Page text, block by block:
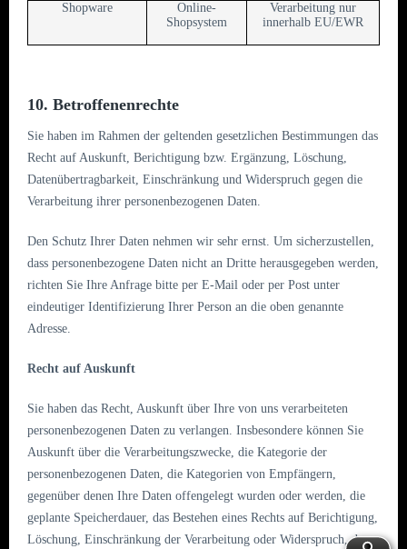
Shopware
Online-
Shopsystem
Verarbeitung nur
innerhalb EU/EWR
10. Betroffenenrechte
Sie haben im Rahmen der geltenden gesetzlichen Bestimmungen das
Recht auf Auskunft, Berichtigung bzw. Ergänzung, Löschung,
Datenübertragbarkeit, Einschränkung und Widerspruch gegen die
Verarbeitung ihrer personenbezogenen Daten.
Den Schutz Ihrer Daten nehmen wir sehr ernst. Um sicherzustellen,
dass personenbezogene Daten nicht an Dritte herausgegeben werden,
richten Sie Ihre Anfrage bitte per E-Mail oder per Post unter
eindeutiger Identifizierung Ihrer Person an die oben genannte
Adresse.
Recht auf Auskunft
Sie haben das Recht, Auskunft über Ihre von uns verarbeiteten
personenbezogenen Daten zu verlangen. Insbesondere können Sie
Auskunft über die Verarbeitungszwecke, die Kategorie der
personenbezogenen Daten, die Kategorien von Empfängern,
gegenüber denen Ihre Daten offengelegt wurden oder werden, die
geplante Speicherdauer, das Bestehen eines Rechts auf Berichtigung,
Löschung, Einschränkung der Verarbeitung oder Widerspruch, das